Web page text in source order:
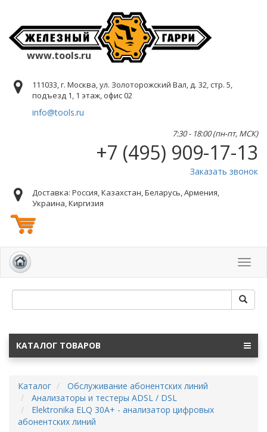
www.tools.ru
111033, г. Москва, ул. Золоторожский Вал, д. 32, стр. 5,
подъезд 1, 1 этаж, офис 02
info@tools.ru
7:30 - 18:00 (пн-пт, МСК)
+7 (495) 909-17-13
Заказать звонок
Доставка: Россия, Казахстан, Беларусь, Армения,
Украина, Киргизия
КАТАЛОГ ТОВАРОВ
Каталог
Обслуживание абонентских линий
Анализаторы и тестеры ADSL / DSL
Elektronika ELQ 30A+ - анализатор цифровых
абонентских линий